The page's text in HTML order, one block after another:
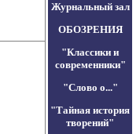
Журнальный зал
ОБОЗРЕНИЯ
"Классики и
современники"
"Слово о..."
"Тайная история
творений"